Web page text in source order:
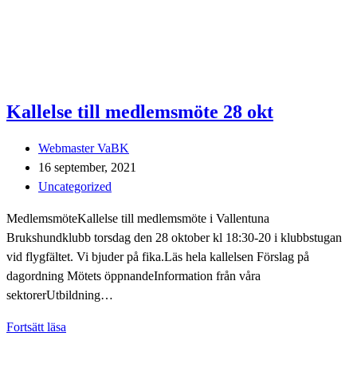
Kallelse till medlemsmöte 28 okt
Inläggsförfattare:
Webmaster VaBK
Inlägget
publicerat:
16 september, 2021
Inläggskategori:
Uncategorized
MedlemsmöteKallelse till medlemsmöte i Vallentuna
Brukshundklubb torsdag den 28 oktober kl 18:30-20 i klubbstugan
vid flygfältet. Vi bjuder på fika.Läs hela kallelsen Förslag på
dagordning Mötets öppnandeInformation från våra
sektorerUtbildning…
Fortsätt läsa